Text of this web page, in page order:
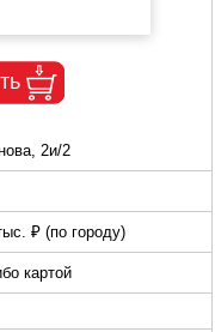
2и/2
₽ (по городу)
картой